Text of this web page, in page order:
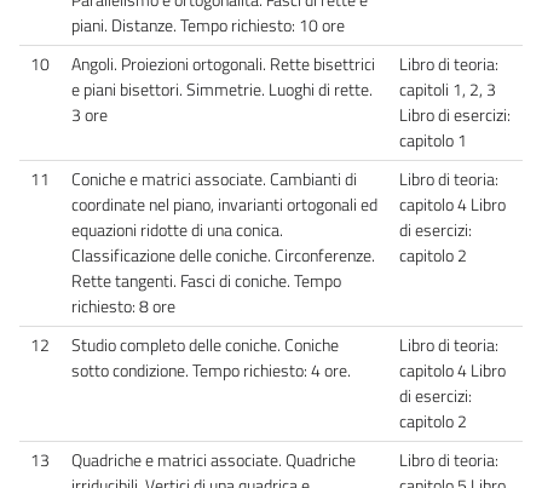
piani. Distanze. Tempo richiesto: 10 ore
10
Angoli. Proiezioni ortogonali. Rette bisettrici
e piani bisettori. Simmetrie. Luoghi di rette.
3 ore
Libro di teoria:
capitoli 1, 2, 3
Libro di esercizi:
capitolo 1
11
Coniche e matrici associate. Cambianti di
coordinate nel piano, invarianti ortogonali ed
equazioni ridotte di una conica.
Classificazione delle coniche. Circonferenze.
Rette tangenti. Fasci di coniche. Tempo
richiesto: 8 ore
Libro di teoria:
capitolo 4 Libro
di esercizi:
capitolo 2
12
Studio completo delle coniche. Coniche
sotto condizione. Tempo richiesto: 4 ore.
Libro di teoria:
capitolo 4 Libro
di esercizi:
capitolo 2
13
Quadriche e matrici associate. Quadriche
Libro di teoria: